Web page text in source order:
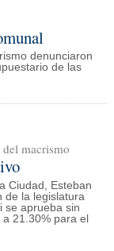
denunciaron
de las
macrismo
Ciudad, Esteban
de la legislatura
se aprueba sin
21.30% para el